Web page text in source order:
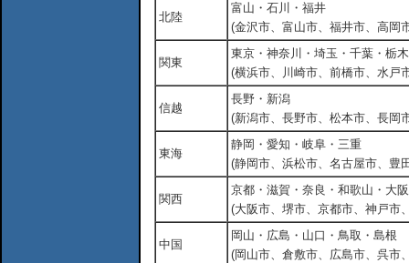
北陸
富山・石川・福井
(金沢市、富山市、福井市、高岡
関東
東京・神奈川・埼玉・千葉・栃
(横浜市、川崎市、前橋市、水戸
信越
長野・新潟
(新潟市、長野市、松本市、長岡
東海
静岡・愛知・岐阜・三重
(静岡市、浜松市、名古屋市、豊
関西
京都・滋賀・奈良・和歌山・大
(大阪市、堺市、京都市、神戸市
中国
岡山・広島・山口・鳥取・島根
(岡山市、倉敷市、広島市、呉市